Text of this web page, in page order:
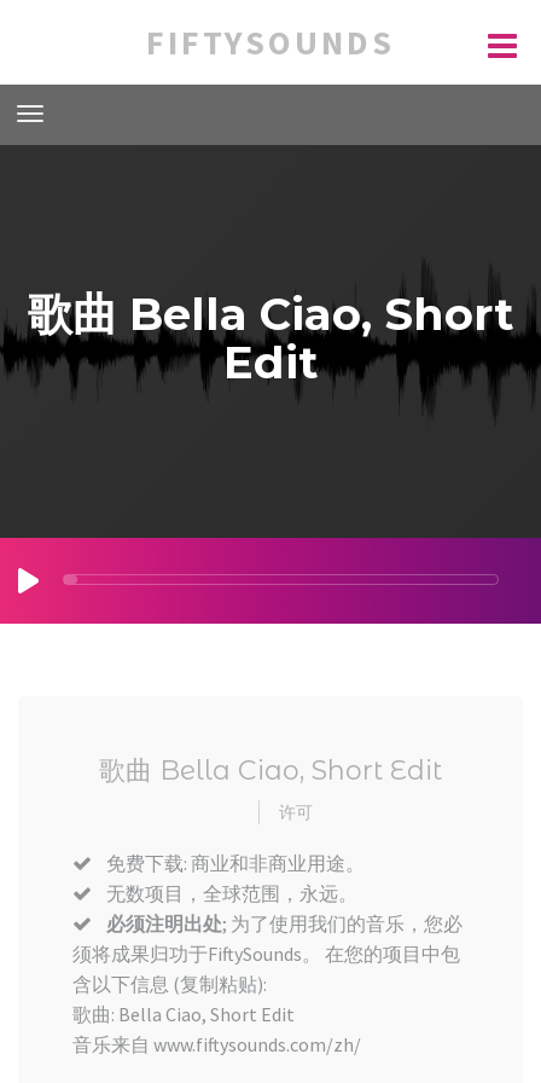
FIFTYSOUNDS
歌曲 Bella Ciao, Short
Edit
歌曲 Bella Ciao, Short Edit
许可
免费下载: 商业和非商业用途。
无数项目，全球范围，永远。
必须注明出处; 为了使用我们的音乐，您必
须将成果归功于FiftySounds。 在您的项目中包
含以下信息 (复制粘贴):
歌曲: Bella Ciao, Short Edit
音乐来自 www.fiftysounds.com/zh/